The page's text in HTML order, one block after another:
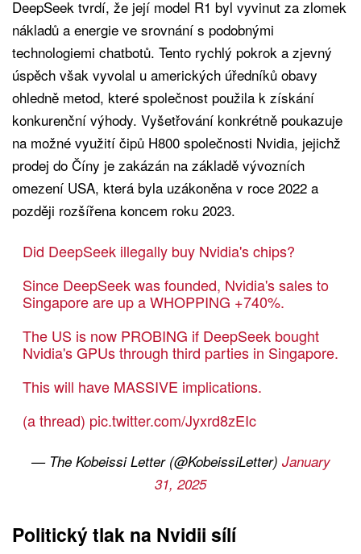
DeepSeek tvrdí, že její model R1 byl vyvinut za zlomek
nákladů a energie ve srovnání s podobnými
technologiemi chatbotů. Tento rychlý pokrok a zjevný
úspěch však vyvolal u amerických úředníků obavy
ohledně metod, které společnost použila k získání
konkurenční výhody. Vyšetřování konkrétně poukazuje
na možné využití čipů H800 společnosti Nvidia, jejichž
prodej do Číny je zakázán na základě vývozních
omezení USA, která byla uzákoněna v roce 2022 a
později rozšířena koncem roku 2023.
Did DeepSeek illegally buy Nvidia's chips?
Since DeepSeek was founded, Nvidia's sales to
Singapore are up a WHOPPING +740%.
The US is now PROBING if DeepSeek bought
Nvidia's GPUs through third parties in Singapore.
This will have MASSIVE implications.
(a thread) pic.twitter.com/Jyxrd8zEIc
— The Kobeissi Letter (@KobeissiLetter) January
31, 2025
Politický tlak na Nvidii sílí